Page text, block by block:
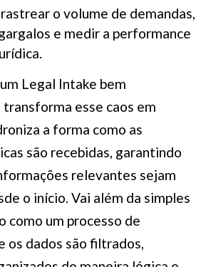
o volume de demandas,
e medir a performance
Legal Intake bem
esse caos em
a forma como as
são recebidas, garantindo
relevantes sejam
o início. Vai além da simples
como um processo de
os dados são filtrados,